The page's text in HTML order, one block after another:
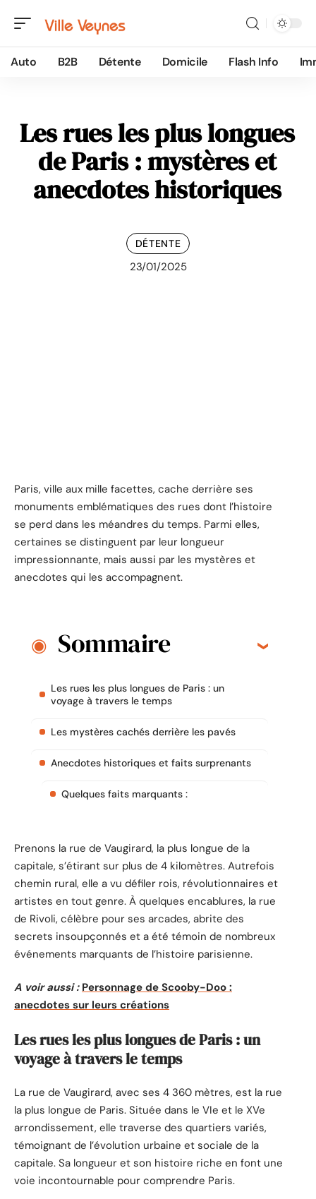
Auto B2B Détente Domicile Flash Info
Les rues les plus longues
de Paris : mystères et
anecdotes historiques
DÉTENTE
23/01/2025
Paris, ville aux mille facettes, cache derrière ses
monuments emblématiques des rues dont l’histoire
se perd dans les méandres du temps. Parmi elles,
certaines se distinguent par leur longueur
impressionnante, mais aussi par les mystères et
anecdotes qui les accompagnent.
Sommaire
Les rues les plus longues de Paris : un
voyage à travers le temps
Les mystères cachés derrière les pavés
Anecdotes historiques et faits surprenants
Quelques faits marquants :
Prenons la rue de Vaugirard, la plus longue de la
capitale, s’étirant sur plus de 4 kilomètres. Autrefois
chemin rural, elle a vu défiler rois, révolutionnaires et
artistes en tout genre. À quelques encablures, la rue
de Rivoli, célèbre pour ses arcades, abrite des
secrets insoupçonnés et a été témoin de nombreux
événements marquants de l’histoire parisienne.
A voir aussi : Personnage de Scooby-Doo :
anecdotes sur leurs créations
Les rues les plus longues de Paris : un
voyage à travers le temps
La rue de Vaugirard, avec ses 4 360 mètres, est la rue
la plus longue de Paris. Située dans le VIe et le XVe
arrondissement, elle traverse des quartiers variés,
témoignant de l’évolution urbaine et sociale de la
capitale. Sa longueur et son histoire riche en font une
voie incontournable pour comprendre Paris.